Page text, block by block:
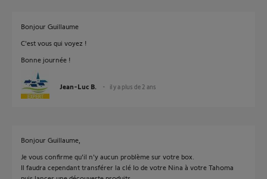
Bonjour Guillaume
C'est vous qui voyez !
Bonne journée !
Jean-Luc B. il y a plus de 2 ans
Bonjour Guillaume,
Je vous confirme qu'il n'y aucun problème sur votre box.
Il faudra cependant transférer la clé Io de votre Nina à votre Tahoma